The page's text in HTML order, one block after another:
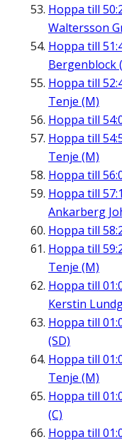
Hoppa till
Waltersson
Hoppa till
Bergenblock
Hoppa till
Tenje (M)
Hoppa till
Hoppa till
Tenje (M)
Hoppa till
Hoppa till
Ankarberg
Hoppa till
Hoppa till
Tenje (M)
Hoppa till
Kerstin
Hoppa till
(SD)
Hoppa till
Tenje (M)
Hoppa till
(C)
Hoppa till